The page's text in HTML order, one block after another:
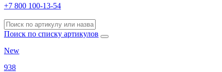
+7 800 100-13-54
Поиск по списку артикулов
New
938